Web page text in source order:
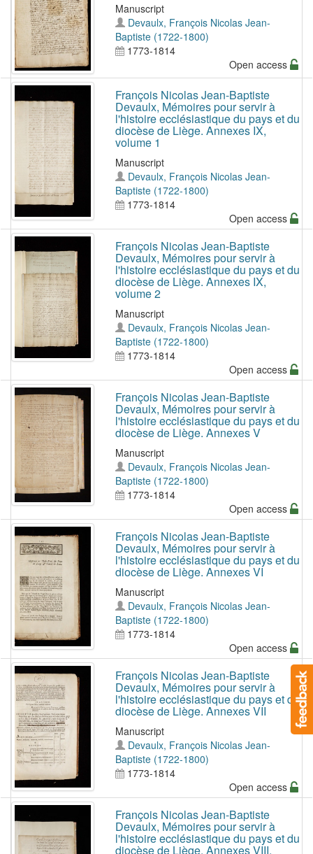
Manuscript
Devaulx, François Nicolas Jean-
Baptiste (1722-1800)
1773-1814
Open access
François Nicolas Jean-Baptiste
Devaulx, Mémoires pour servir à
l'histoire ecclésiastique du pays et du
diocèse de Liège. Annexes IX,
volume 1
Manuscript
Devaulx, François Nicolas Jean-
Baptiste (1722-1800)
1773-1814
Open access
François Nicolas Jean-Baptiste
Devaulx, Mémoires pour servir à
l'histoire ecclésiastique du pays et du
diocèse de Liège. Annexes IX,
volume 2
Manuscript
Devaulx, François Nicolas Jean-
Baptiste (1722-1800)
1773-1814
Open access
François Nicolas Jean-Baptiste
Devaulx, Mémoires pour servir à
l'histoire ecclésiastique du pays et du
diocèse de Liège. Annexes V
Manuscript
Devaulx, François Nicolas Jean-
Baptiste (1722-1800)
1773-1814
Open access
François Nicolas Jean-Baptiste
Devaulx, Mémoires pour servir à
l'histoire ecclésiastique du pays et du
diocèse de Liège. Annexes VI
Manuscript
Devaulx, François Nicolas Jean-
Baptiste (1722-1800)
1773-1814
Open access
François Nicolas Jean-Baptiste
Devaulx, Mémoires pour servir à
l'histoire ecclésiastique du pays et du
diocèse de Liège. Annexes VII
Manuscript
Devaulx, François Nicolas Jean-
Baptiste (1722-1800)
1773-1814
Open access
François Nicolas Jean-Baptiste
Devaulx, Mémoires pour servir à
l'histoire ecclésiastique du pays et du
diocèse de Liège. Annexes VIII,